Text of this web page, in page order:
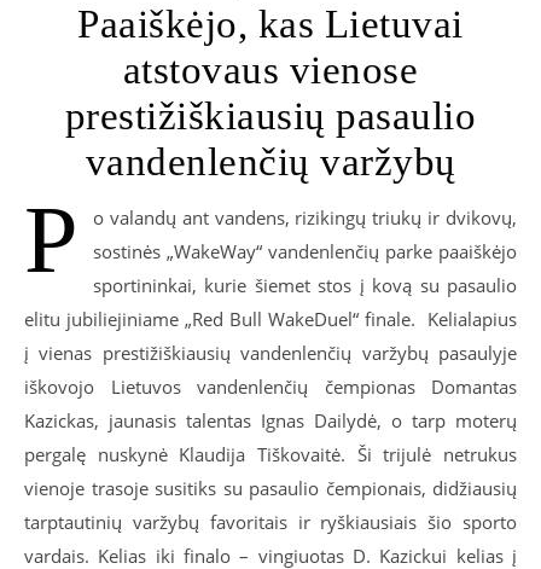
Paaiškėjo, kas Lietuvai
atstovaus vienose
prestižiškiausių pasaulio
vandenlenčių varžybų
P
o valandų ant vandens, rizikingų triukų ir dvikovų,
sostinės „WakeWay“ vandenlenčių parke paaiškėjo
sportininkai, kurie šiemet stos į kovą su pasaulio
elitu jubiliejiniame „Red Bull WakeDuel“ finale. Kelialapius
į vienas prestižiškiausių vandenlenčių varžybų pasaulyje
iškovojo Lietuvos vandenlenčių čempionas Domantas
Kazickas, jaunasis talentas Ignas Dailydė, o tarp moterų
pergalę nuskynė Klaudija Tiškovaitė. Ši trijulė netrukus
vienoje trasoje susitiks su pasaulio čempionais, didžiausių
tarptautinių varžybų favoritais ir ryškiausiais šio sporto
vardais. Kelias iki finalo – vingiuotas D. Kazickui kelias į